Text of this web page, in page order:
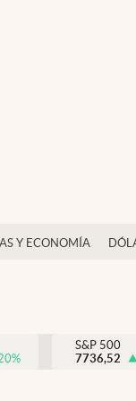
Y ECONOMÍA
%
S&P 500
7736,52